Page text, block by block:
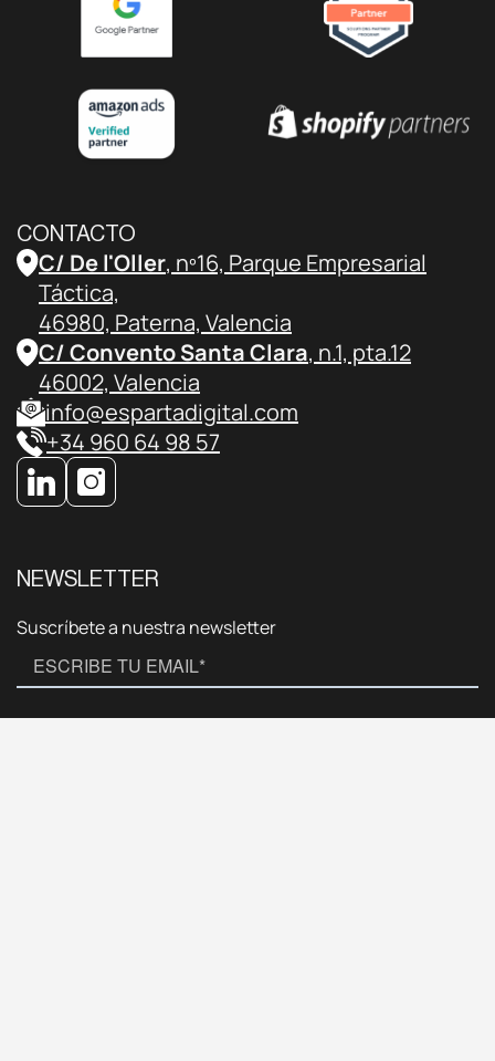
CONTACTAR
CONTACTO
C/ De l'Oller, nº16, Parque Empresarial
Táctica,
46980, Paterna, Valencia
C/ Convento Santa Clara, n.1, pta.12
46002, Valencia
info@espartadigital.com
+34 960 64 98 57
NEWSLETTER
Suscríbete a nuestra newsletter